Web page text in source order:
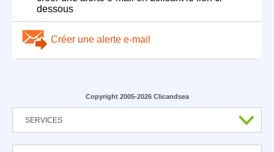
dessous
Créer une alerte e-mail
Copyright 2005-2026 Clicandsea
SERVICES